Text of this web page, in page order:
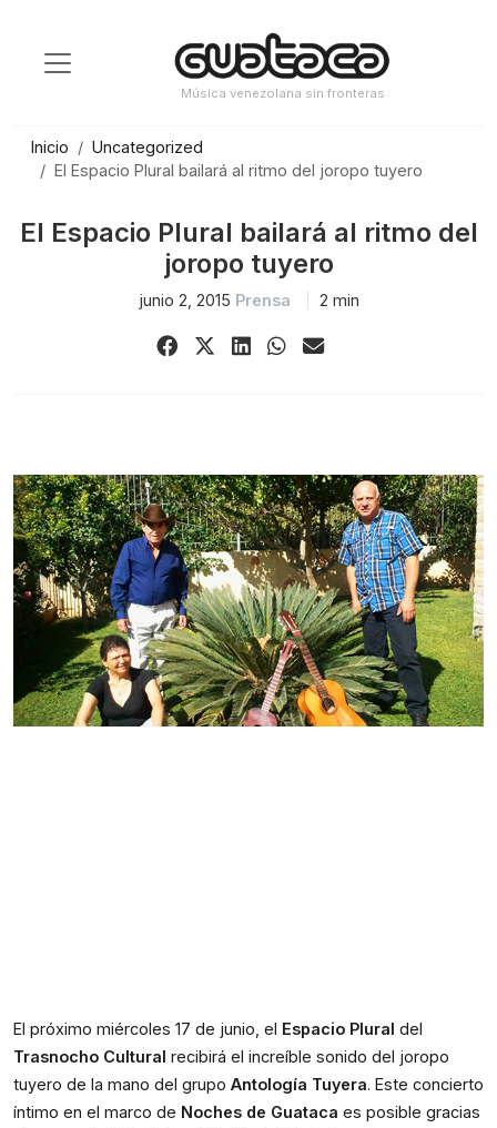
contenido
Música venezolana sin fronteras
Inicio
Uncategorized
El Espacio Plural bailará al ritmo del joropo tuyero
El Espacio Plural bailará al ritmo del
joropo tuyero
junio 2, 2015 Prensa 2 min
Share Share ShareShareShare
El próximo miércoles 17 de junio, el Espacio Plural del
Trasnocho Cultural recibirá el increíble sonido del joropo
tuyero de la mano del grupo Antología Tuyera. Este concierto
íntimo en el marco de Noches de Guataca es posible gracias